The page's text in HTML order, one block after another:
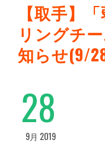
【取手】
リングチ
知らせ(9/
28
9月 2019